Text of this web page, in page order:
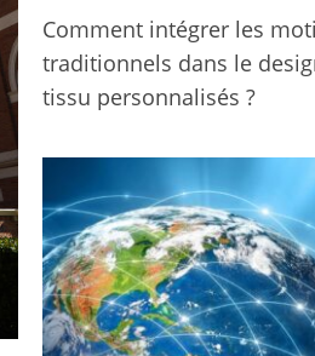
Comment intégrer les
traditionnels dans le
tissu personnalisés ?